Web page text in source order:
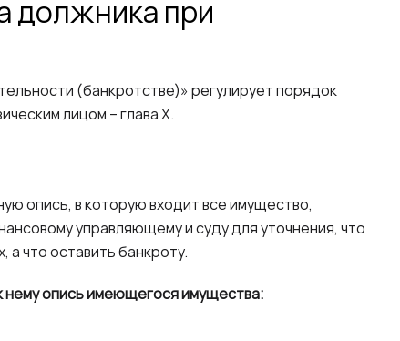
должника при
(банкротстве)» регулирует порядок
лицом – глава Х.
опись, в которую входит все имущество,
управляющему и суду для уточнения, что
а что оставить банкроту.
нему опись имеющегося имущества: